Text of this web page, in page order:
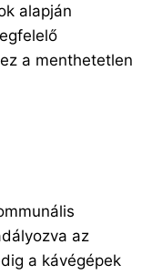
alapján
a menthetetlen
az
a kávégépek